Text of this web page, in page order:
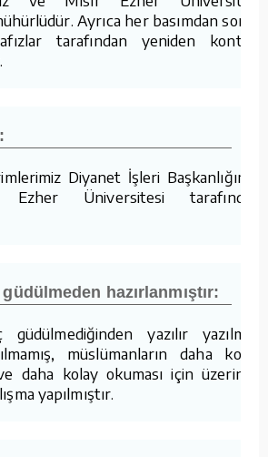
Ayrıca her basımdan sonra
tarafından yeniden kontrol
Diyanet İşleri Başkanlığımız
Üniversitesi tarafından
hazırlanmıştır:
yazılır yazılmaz
müslümanların daha kolay
daha kolay okuması için üzerinde
yapılmıştır.